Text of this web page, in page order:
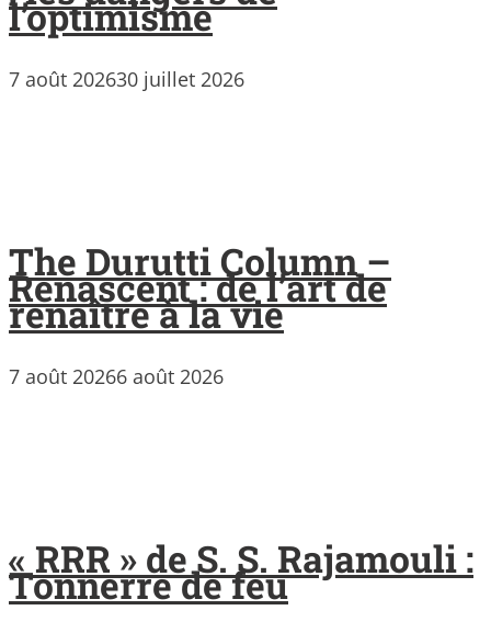
l’optimisme
7 août 202630 juillet 2026
The Durutti Column –
Renascent : de l’art de
renaître à la vie
7 août 20266 août 2026
« RRR » de S. S. Rajamouli :
Tonnerre de feu